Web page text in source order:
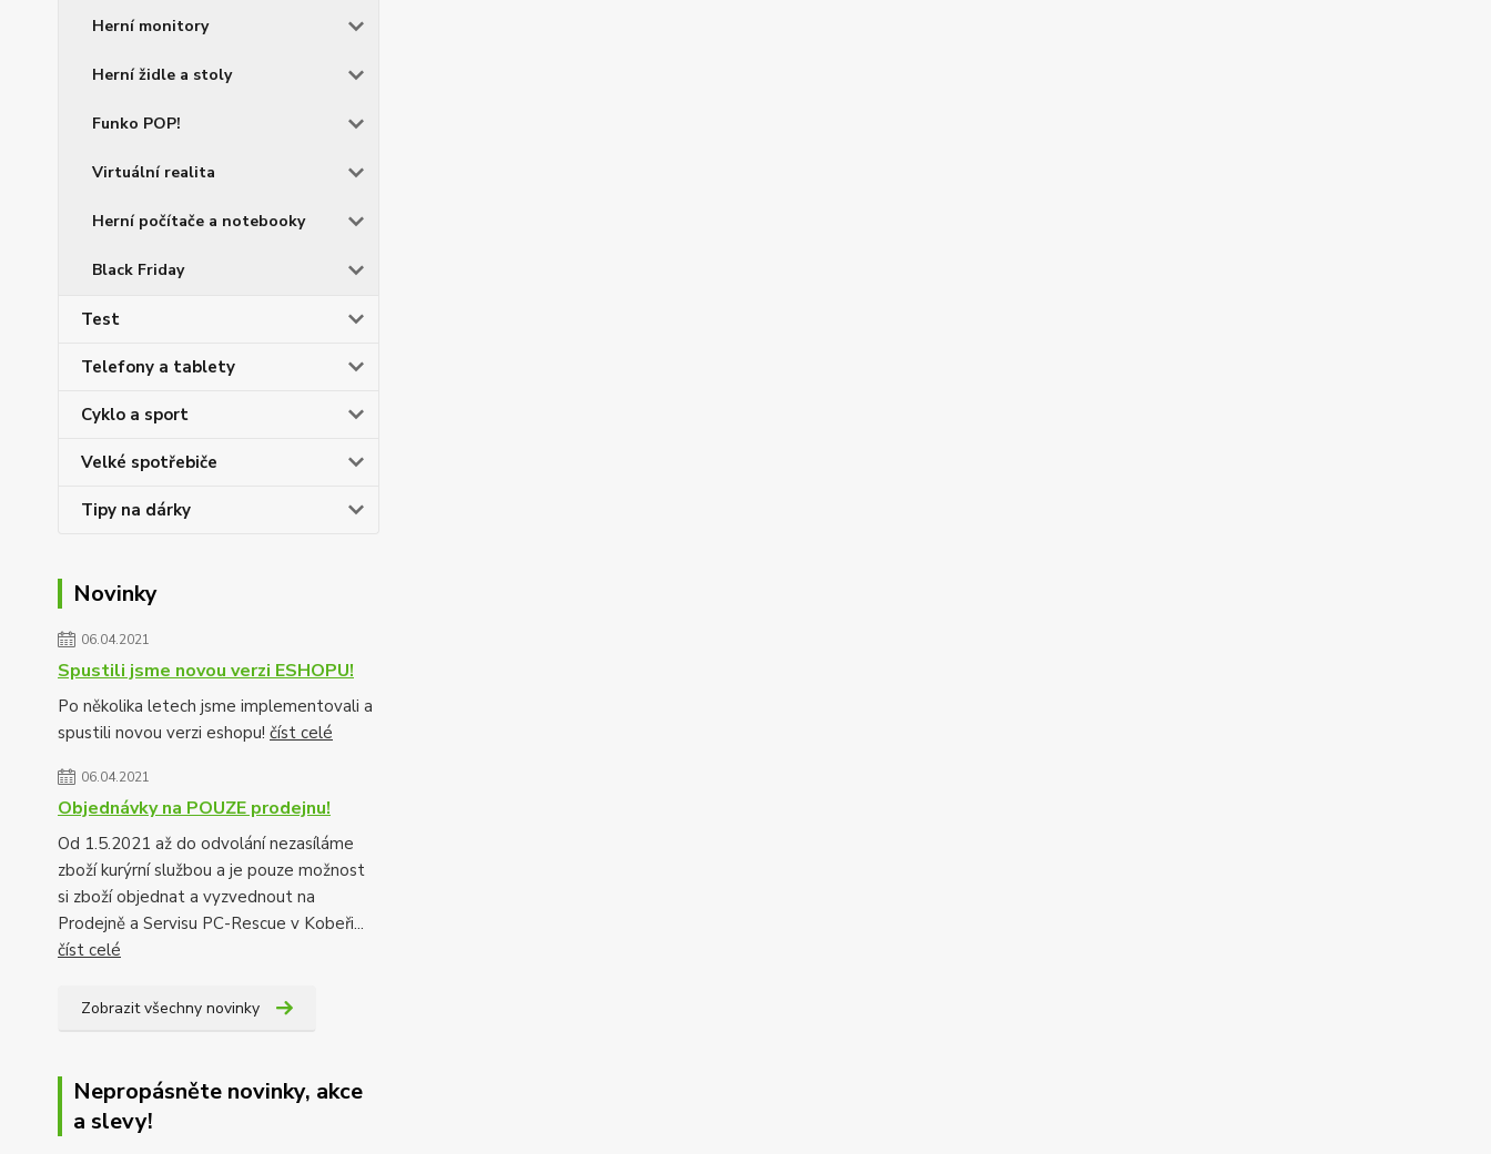
Herní monitory
Herní židle a stoly
Funko POP!
Virtuální realita
Herní počítače a notebooky
Black Friday
Test
Telefony a tablety
Cyklo a sport
Velké spotřebiče
Tipy na dárky
Novinky
06.04.2021
Spustili jsme novou verzi ESHOPU!
Po několika letech jsme implementovali a
spustili novou verzi eshopu! číst celé
06.04.2021
Objednávky na POUZE prodejnu!
Od 1.5.2021 až do odvolání nezasíláme
zboží kurýrní službou a je pouze možnost
si zboží objednat a vyzvednout na
Prodejně a Servisu PC-Rescue v Kobeři...
číst celé
Zobrazit všechny novinky
Nepropásněte novinky, akce
a slevy!